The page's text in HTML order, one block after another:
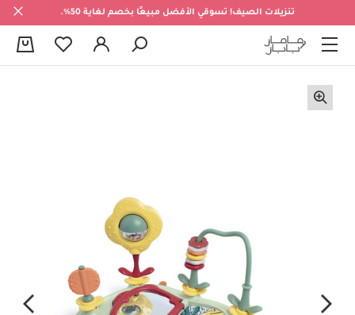
تنزيلات الصيف! تسوقي الأفضل مبيعًا بخصم لغاية 50%.